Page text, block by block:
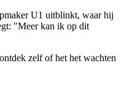
U1 uitblinkt, waar hij
"Meer kan ik op dit
zelf of het het wachten